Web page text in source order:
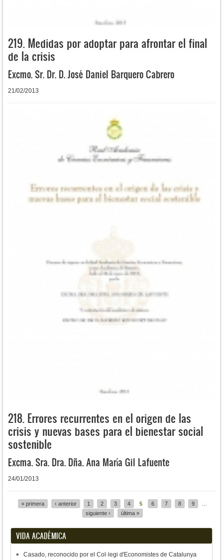
219. Medidas por adoptar para afrontar el final
de la crisis
Excmo. Sr. Dr. D. José Daniel Barquero Cabrero
21/02/2013
218. Errores recurrentes en el origen de las
crisis y nuevas bases para el bienestar social
sostenible
Excma. Sra. Dra. Dña. Ana María Gil Lafuente
24/01/2013
« primera ‹ anterior 1 2 3 4 5 6 7 8 9
siguiente ›
última »
VIDA ACADÉMICA
Casado, reconocido por el Col·legi d'Economistes de Catalunya